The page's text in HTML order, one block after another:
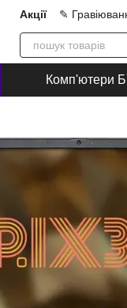
Акції ✎
Про нас
Блог
Комп'ютери